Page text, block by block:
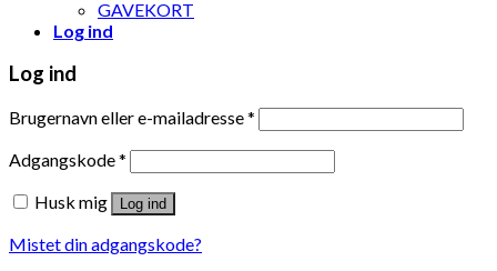
GAVEKORT
Log ind
Log ind
Brugernavn eller e-mailadresse*
Adgangskode*
Husk mig
Log ind
Mistet din adgangskode?